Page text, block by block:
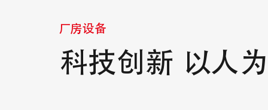
厂房设备
科技创新 以人